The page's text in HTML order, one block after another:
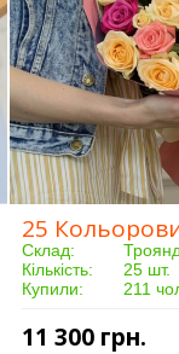
25
Склад:
Кількість:
25 шт.
Купили:
211
11 300 грн.